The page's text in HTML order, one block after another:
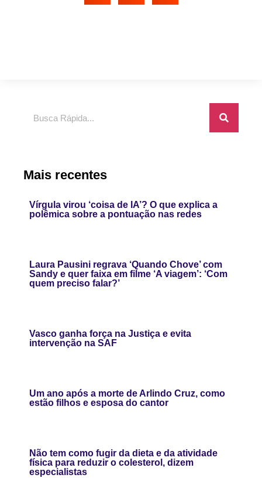
Mais recentes
Vírgula virou ‘coisa de IA’? O que explica a
polêmica sobre a pontuação nas redes
Laura Pausini regrava ‘Quando Chove’ com
Sandy e quer faixa em filme ‘A viagem’: ‘Com
quem preciso falar?’
Vasco ganha força na Justiça e evita
intervenção na SAF
Um ano após a morte de Arlindo Cruz, como
estão filhos e esposa do cantor
Não tem como fugir da dieta e da atividade
física para reduzir o colesterol, dizem
especialistas